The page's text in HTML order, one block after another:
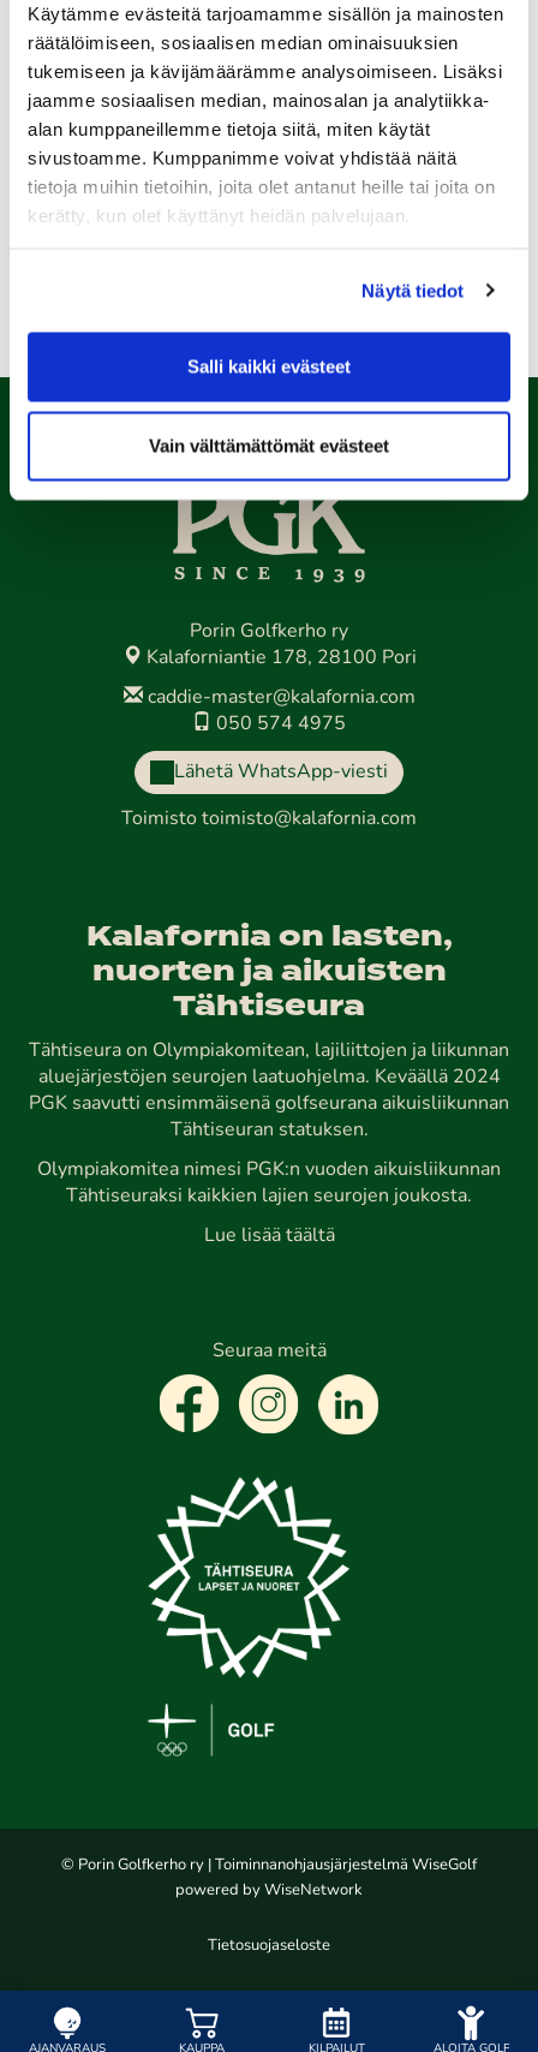
Käytämme evästeitä tarjoamamme sisällön ja mainosten
räätälöimiseen, sosiaalisen median ominaisuuksien
tukemiseen ja kävijämäärämme analysoimiseen. Lisäksi
jaamme sosiaalisen median, mainosalan ja analytiikka-
alan kumppaneillemme tietoja siitä, miten käytät
sivustoamme. Kumppanimme voivat yhdistää näitä
tietoja muihin tietoihin, joita olet antanut heille tai joita on
kerätty, kun olet käyttänyt heidän palvelujaan.
Näytä tiedot
Salli kaikki evästeet
Vain välttämättömät evästeet
AJANVARAUS KAUPPA KILPAILUT ALOITA GOLF
Sukupuoli:
Rekisteröidy
Haluan tilata Kalafornia uutiskirjeen
Olen lukenuttietosuojaselosteenja hyväksyn
henkilötietojeni käsittelyn (*)
Porin Golfkerho ry
Kalaforniantie 178, 28100 Pori
caddie-master@kalafornia.com
050 574 4975
Lähetä WhatsApp-viesti
Toimisto toimisto@kalafornia.com
Kalafornia on lasten,
nuorten ja aikuisten
Tähtiseura
Tähtiseura on Olympiakomitean, lajiliittojen ja liikunnan
aluejärjestöjen seurojen laatuohjelma. Keväällä 2024
PGK saavutti ensimmäisenä golfseurana aikuisliikunnan
Tähtiseuran statuksen.
Olympiakomitea nimesi PGK:n vuoden aikuisliikunnan
Tähtiseuraksi kaikkien lajien seurojen joukosta.
Lue lisää täältä
Seuraa meitä
© Porin Golfkerho ry | Toiminnanohjausjärjestelmä WiseGolf
powered by WiseNetwork
Tietosuojaseloste